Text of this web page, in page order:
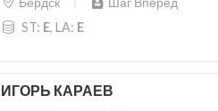
ST: E, LA: E
ИГОРЬ КАРАЕВ